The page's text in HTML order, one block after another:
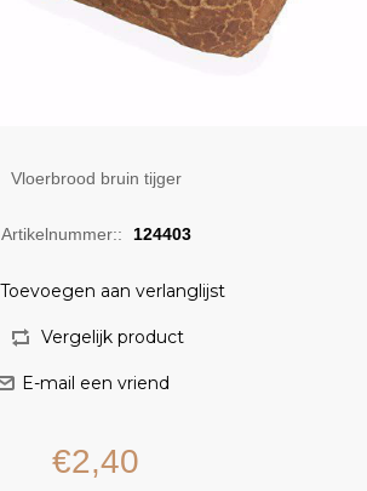
Vloerbrood bruin tijger
Artikelnummer:: 124403
€2,40